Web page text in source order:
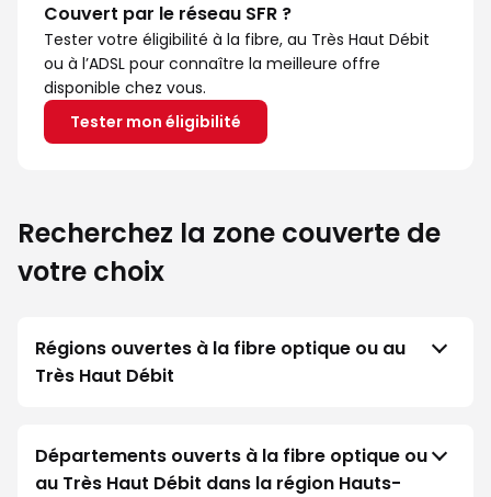
Couvert par le réseau SFR ?
Tester votre éligibilité à la fibre, au Très Haut Débit
ou à l’ADSL pour connaître la meilleure offre
disponible chez vous.
Tester mon éligibilité
Recherchez la zone couverte de
votre choix
Régions ouvertes à la fibre optique ou au
Très Haut Débit
Départements ouverts à la fibre optique ou
au Très Haut Débit dans la région Hauts-